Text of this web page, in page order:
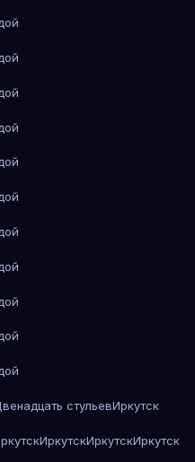
стульевИркутск
ИркутскИркутскИркутск